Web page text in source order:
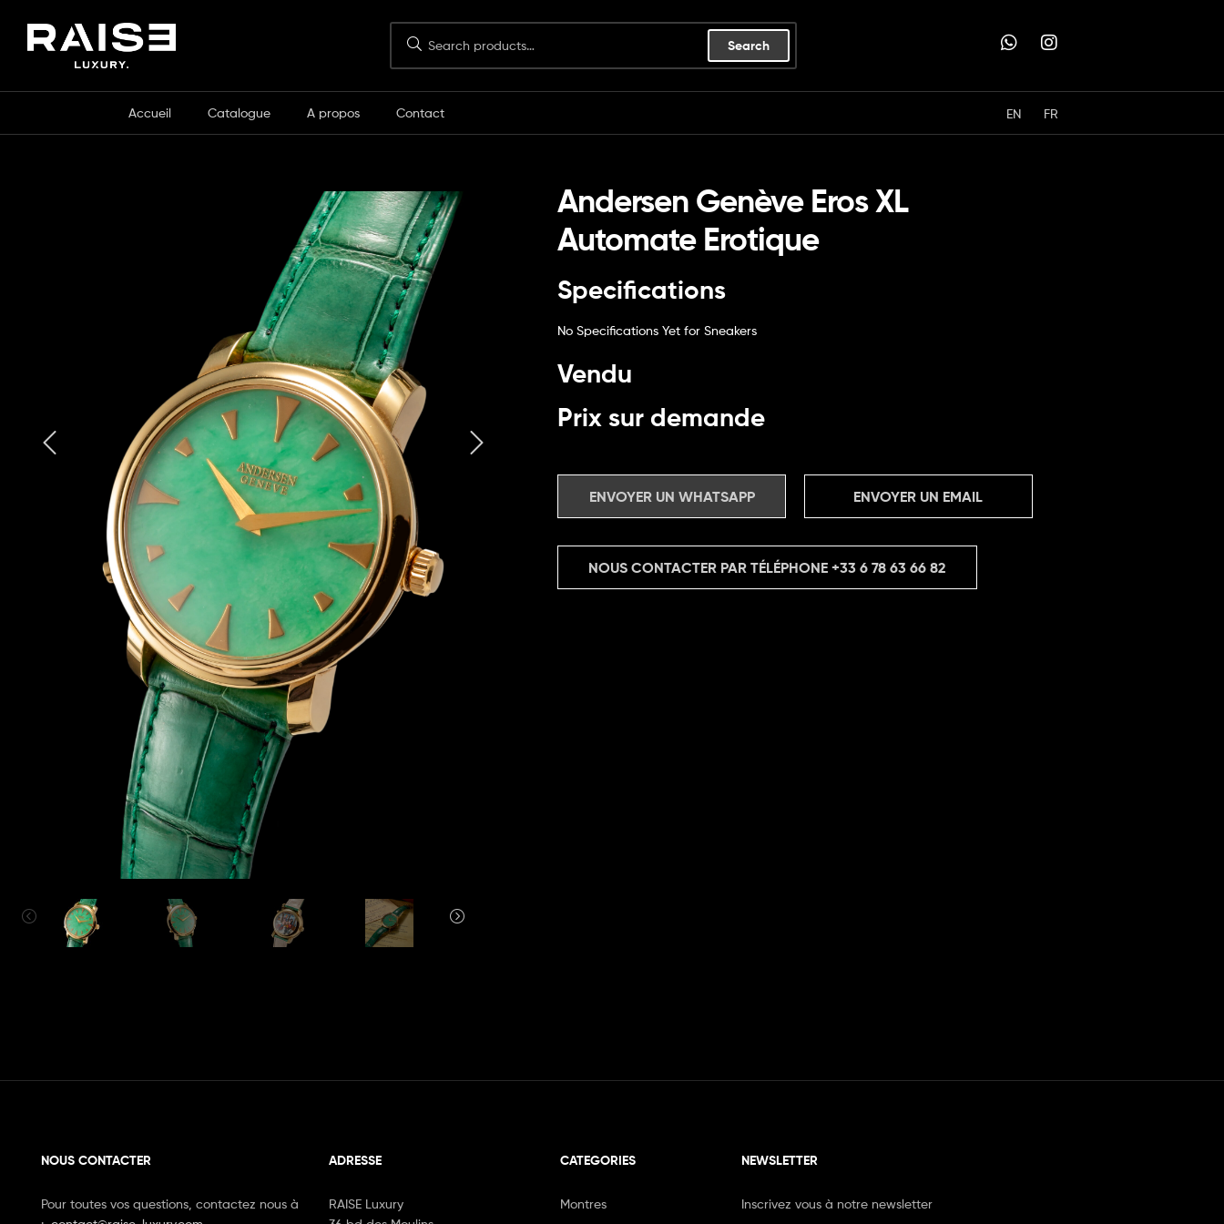
Search
Accueil Catalogue A propos Contact EN FR
Andersen Genève Eros XL
Automate Erotique
Specifications
No Specifications Yet for Sneakers
Vendu
Prix sur demande
ENVOYER UN WHATSAPP ENVOYER UN EMAIL
NOUS CONTACTER PAR TÉLÉPHONE+33 6 78 63 66 82
NOUS CONTACTER
Pour toutes vos questions, contactez nous à
ADRESSE
RAISE Luxury
CATEGORIES
Montres
NEWSLETTER
Inscrivez vous à notre newsletter